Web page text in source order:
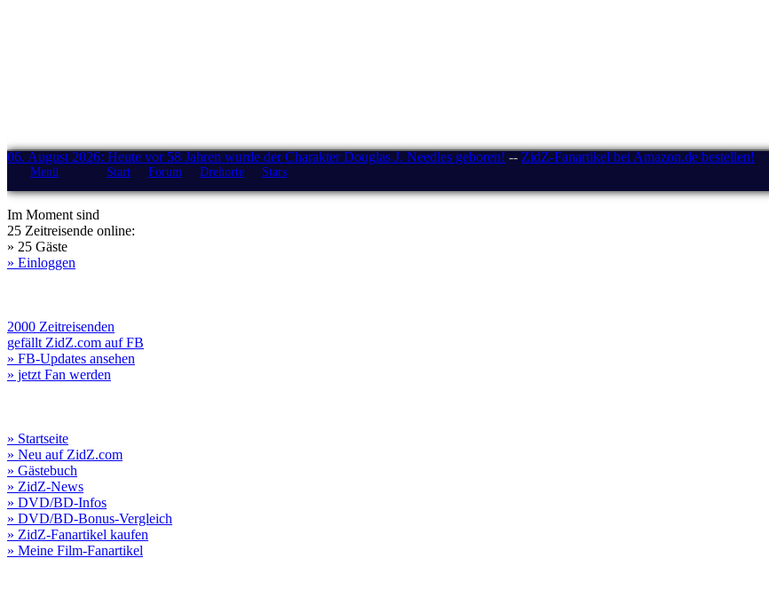
06. August 2026: Heute vor 58 Jahren wurde der Charakter Douglas J. Needles geboren! -- ZidZ-Fanartikel bei Amazon.de bestellen!
Menü Start Forum Drehorte Stars
Im Moment sind
25 Zeitreisende online:
» 25 Gäste
» Einloggen
2000 Zeitreisenden
gefällt ZidZ.com auf FB
» FB-Updates ansehen
» jetzt Fan werden
» Startseite
» Neu auf ZidZ.com
» Gästebuch
» ZidZ-News
» DVD/BD-Infos
» DVD/BD-Bonus-Vergleich
» ZidZ-Fanartikel kaufen
» Meine Film-Fanartikel